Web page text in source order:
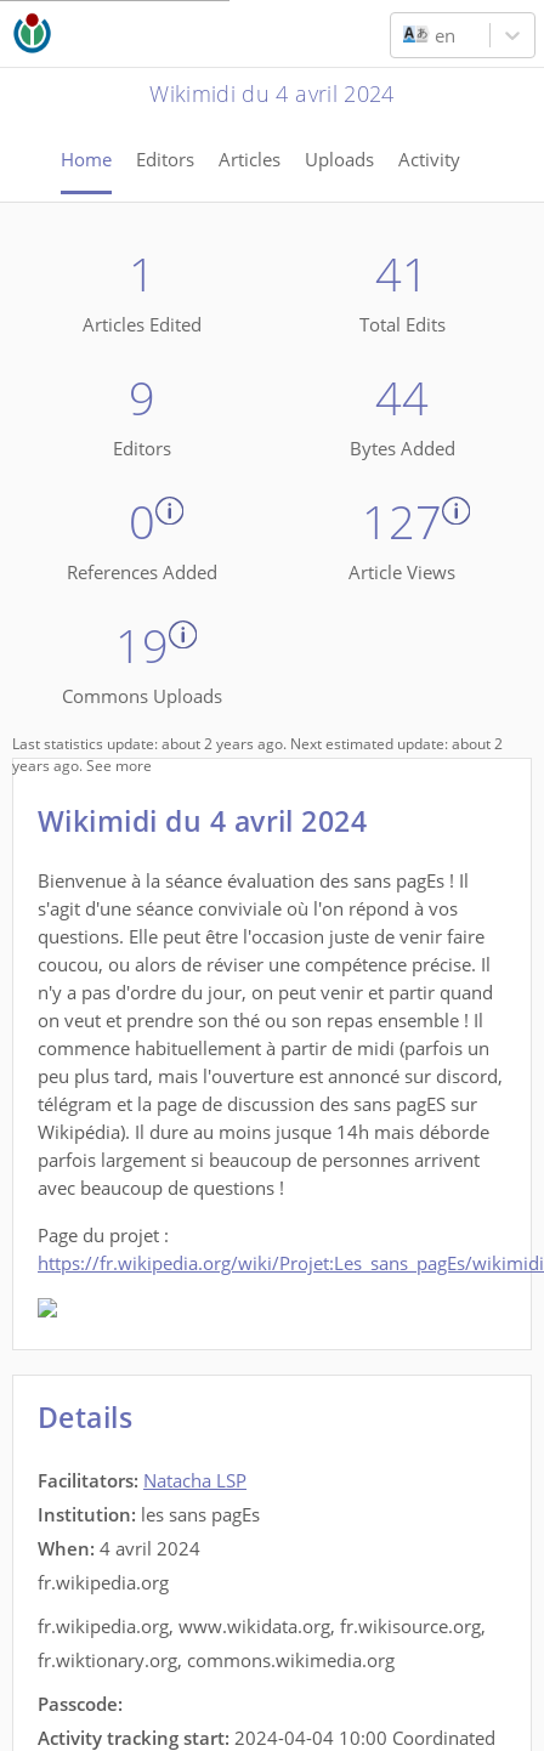
en
Wikimidi du 4 avril 2024
Home Editors Articles Uploads Activity
1
Articles Edited
41
Total Edits
9
Editors
44
Bytes Added
0
References Added
127
Article Views
19
Commons Uploads
Last statistics update: about 2 years ago. Next estimated update: about 2
years ago.See more
Wikimidi du 4 avril 2024
Bienvenue à la séance évaluation des sans pagEs ! Il
s'agit d'une séance conviviale où l'on répond à vos
questions. Elle peut être l'occasion juste de venir faire
coucou, ou alors de réviser une compétence précise. Il
n'y a pas d'ordre du jour, on peut venir et partir quand
on veut et prendre son thé ou son repas ensemble ! Il
commence habituellement à partir de midi (parfois un
peu plus tard, mais l'ouverture est annoncé sur discord,
télégram et la page de discussion des sans pagES sur
Wikipédia). Il dure au moins jusque 14h mais déborde
parfois largement si beaucoup de personnes arrivent
avec beaucoup de questions !
Page du projet :
https://fr.wikipedia.org/wiki/Projet:Les_sans_pagEs/
Details
Facilitators: Natacha LSP
Institution: les sans pagEs
When: 4 avril 2024
fr.wikipedia.org
fr.wikipedia.org, www.wikidata.org, fr.wikisource.org,
fr.wiktionary.org, commons.wikimedia.org
Passcode:
Activity tracking start: 2024-04-04 10:00 Coordinated